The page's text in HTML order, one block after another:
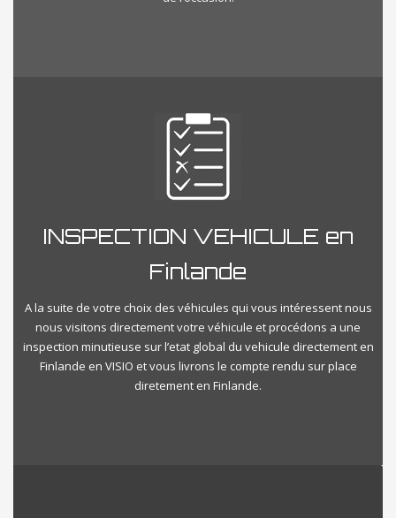
INSPECTION VEHICULE en
Finlande
A la suite de votre choix des véhicules qui vous intéressent nous
nous visitons directement votre véhicule et procédons a une
inspection minutieuse sur l’etat global du vehicule directement en
Finlande en VISIO et vous livrons le compte rendu sur place
diretement en Finlande.